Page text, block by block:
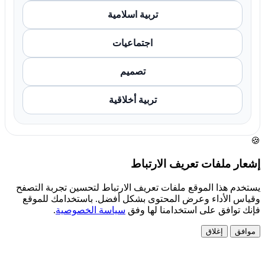
تربية اسلامية
اجتماعيات
تصميم
تربية أخلاقية
🍪
إشعار ملفات تعريف الارتباط
يستخدم هذا الموقع ملفات تعريف الارتباط لتحسين تجربة التصفح
وقياس الأداء وعرض المحتوى بشكل أفضل. باستخدامك للموقع
فإنك توافق على استخدامنا لها وفق سياسة الخصوصية.
موافق إغلاق